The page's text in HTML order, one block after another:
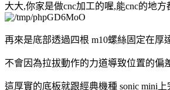
大大,你家是做cnc加工的喔,能cnc的地方
再來是底部透過四根 m10螺絲固定在厚
不會因為拉拔動作的力道導致位置的
這厚實的底板就跟經典機種 sonic mini上